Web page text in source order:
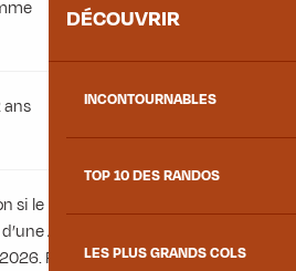
DÉCOUVRIR
INCONTOURNABLES
TOP 10 DES RANDOS
LES PLUS GRANDS COLS
ans
si le pêcheur dispose déjà d’une
AAPPMA en France, munie
Pour consulter l’intégralité